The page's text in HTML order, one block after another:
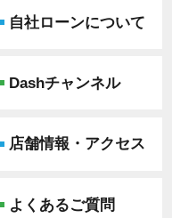
自社ローンについて
Dashチャンネル
店舗情報・アクセス
よくあるご質問